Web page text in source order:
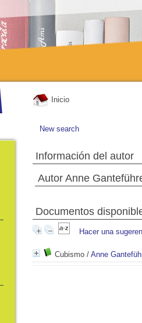
Inicio
New search
Información del autor
Autor Anne
Documentos
Hacer una
Cubismo / Anne